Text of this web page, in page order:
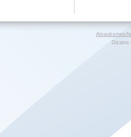
Atsauksmes/
Dizains